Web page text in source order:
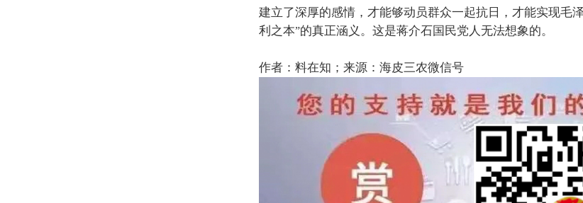
建立了深厚的感情，才能够动员群众一起抗日，才能实现毛
利之本”的真正涵义。这是蒋介石国民党人无法想象的。
作者：料在知；来源：海皮三农微信号